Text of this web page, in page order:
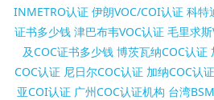
INMETRO认证 伊朗VOC/COI认证 科特
证书多少钱 津巴布韦VOC认证 毛里求
及COC证书多少钱 博茨瓦纳COC认证
COC认证 尼日尔COC认证 加纳COC认证
亚COI认证 广州COC认证机构 台湾